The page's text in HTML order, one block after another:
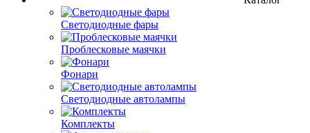
Светодиодные фары
Проблесковые маячки
Фонари
Светодиодные автолампы
Комплекты